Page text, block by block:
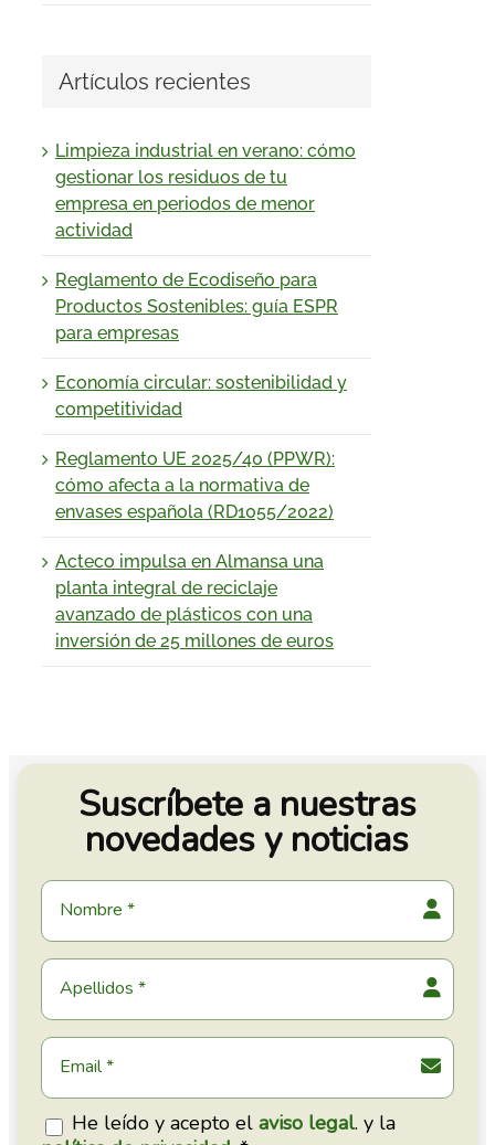
Artículos recientes
Limpieza industrial en verano: cómo
gestionar los residuos de tu
empresa en periodos de menor
actividad
Reglamento de Ecodiseño para
Productos Sostenibles: guía ESPR
para empresas
Economía circular: sostenibilidad y
competitividad
Reglamento UE 2025/40 (PPWR):
cómo afecta a la normativa de
envases española (RD1055/2022)
Acteco impulsa en Almansa una
planta integral de reciclaje
avanzado de plásticos con una
inversión de 25 millones de euros